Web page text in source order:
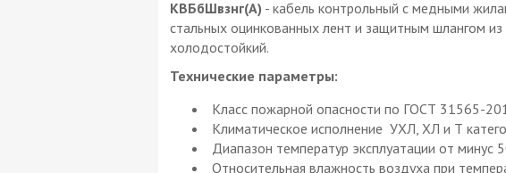
КВБбШвзнг(А) - кабель контрольный с медными
стальных оцинкованных лент и защитным шлангом
холодостойкий.
Технические параметры:
Класс пожарной опасности по ГОСТ 31565-
Климатическое исполнение УХЛ, ХЛ и Т
Диапазон температур эксплуатации от минус
Относительная влажность воздуха при